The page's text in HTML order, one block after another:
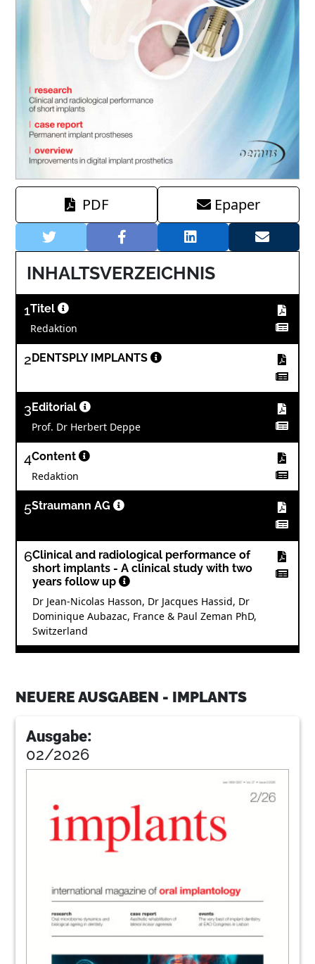
PDF Epaper
INHALTSVERZEICHNIS
1Titel
Redaktion
2 DENTSPLY IMPLANTS
3 Editorial
Prof. Dr Herbert Deppe
4Content
Redaktion
5Straumann AG
6Clinical and radiological performance of
short implants - A clinical study with two
years follow up
Dr Jean-Nicolas Hasson, Dr Jacques Hassid, Dr
Dominique Aubazac, France & Paul Zeman PhD,
Switzerland
11CAMLOG Biotechnologies AG
Permanent implant prostheses - Chairside
manufacture of a hybrid abutment crown
Dr Arzu Tuna, Dr Umut Baysal & Dr Rainer
Improvements in digital implant
prosthetics
Dr Joannis Katsoulis, Switzerland
NEUERE AUSGABEN - IMPLANTS
Ausgabe:
02/2026